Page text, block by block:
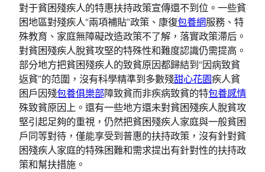
對于貧困殘疾人的特惠扶持政策宣傳還不到位。一些貧
困地區對殘疾人“兩項補貼”政策、康復包養網服務、特
殊教育、家庭無障礙改造政策不了解，落實政策滯后。
對貧困殘疾人脫貧攻堅的特殊性和難度認識仍需提高。
部分地方把貧困殘疾人的致貧原因都歸結到“因病致貧
返貧”的范圍，沒有科學精準到多數殘甜心花園疾人貧
困戶因殘包養俱樂部障致貧而非疾病致貧的特包養感情
殊致貧原因上。還有一些地方還未對貧困殘疾人脫貧攻
堅引起足夠的重視，仍然把貧困殘疾人家庭與一般貧困
戶同等對待，僅能享受到普惠的扶持政策，沒有針對貧
困殘疾人家庭的特殊困難和需求提出有針對性的扶持政
策和幫扶措施。